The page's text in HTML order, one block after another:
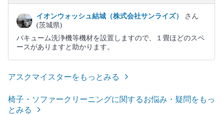
イオンウォッシュ結城（株式会社サンライズ）
さん
(茨城県)
バキューム洗浄機等機材を設置しますので、１畳ほどのスペ
ースがありますと助かります。
アスクマイスターをもっとみる
椅子・ソファークリーニングに関するお悩み・疑問をもっ
とみる